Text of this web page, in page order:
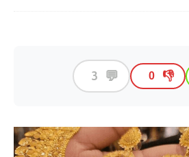
👎
0
💬
3